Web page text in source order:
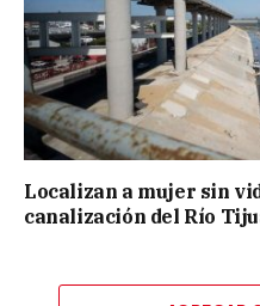
Localizan a mujer sin
canalización del Río